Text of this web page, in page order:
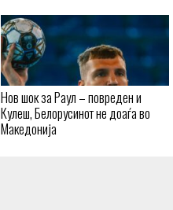
Нов шок за Раул – повреден и
Кулеш, Белорусинот не доаѓа во
Македонија